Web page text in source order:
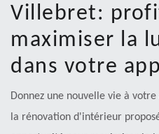
Villebret:
maximiser la
dans votre
Donnez une nouvelle vie à
la rénovation d'intérieur